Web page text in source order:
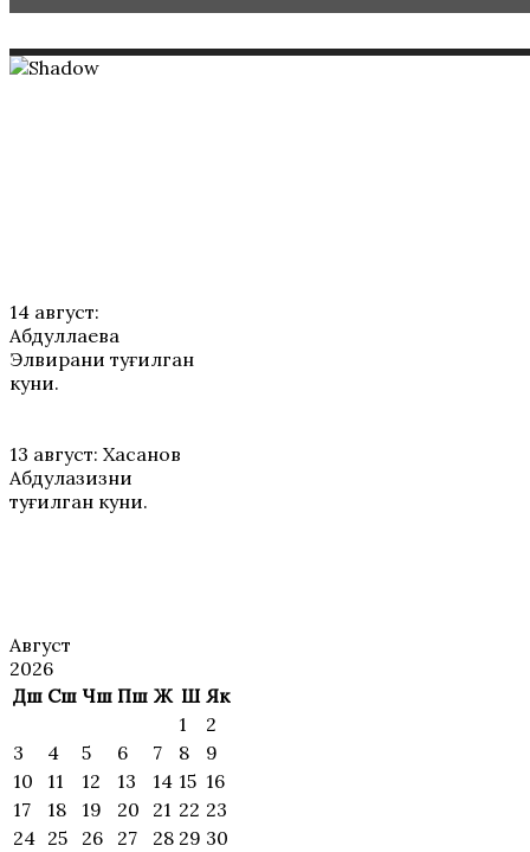
14 август:
Абдуллаева
Элвирани туғилган
куни.
13 август: Хасанов
Абдулазизни
туғилган куни.
Август
2026
Дш Сш Чш Пш Ж Ш Як
1
2
3
4 5 6 7 8
9
10
11 12 13 14 15 16
17
18 19 20 21 22 23
24 25 26 27 28 29 30